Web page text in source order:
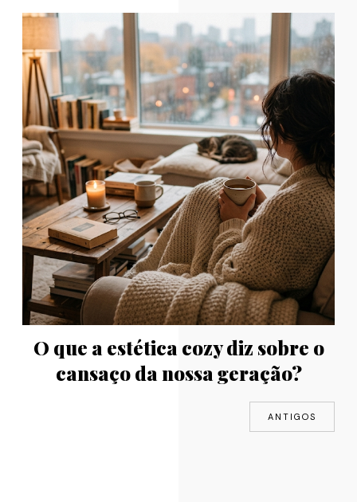
O que a estética cozy diz sobre o
cansaço da nossa geração?
ANTIGOS